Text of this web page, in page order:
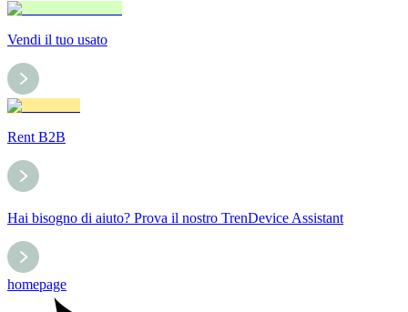
Vendi il tuo usato
Rent B2B
Hai bisogno di aiuto? Prova il nostro TrenDevice Assistant
homepage